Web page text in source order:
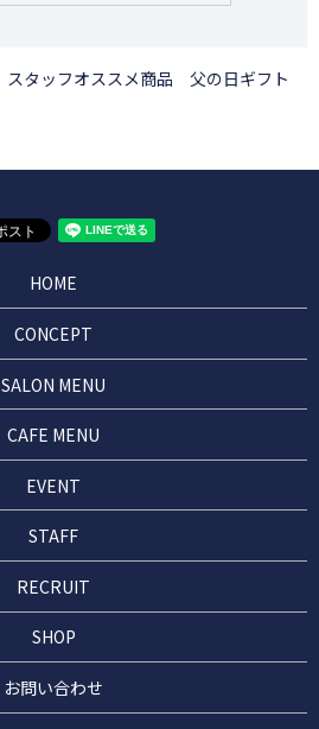
スタッフオススメ商品 父の日ギフト
HOME
CONCEPT
SALON MENU
CAFE MENU
EVENT
STAFF
RECRUIT
SHOP
お問い合わせ